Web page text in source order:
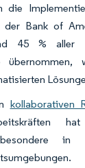
die
der Bank of
45 % aller
übernommen,
kollaborativen
in